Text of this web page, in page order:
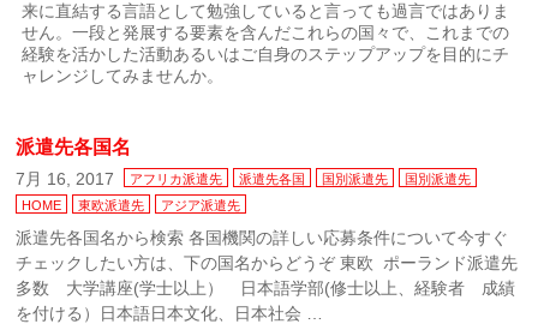
来に直結する言語として勉強していると言っても過言ではありま
せん。一段と発展する要素を含んだこれらの国々で、これまでの
経験を活かした活動あるいはご自身のステップアップを目的にチ
ャレンジしてみませんか。
派遣先各国名
7月 16, 2017 アフリカ派遣先 派遣先各国 国別派遣先
国別派遣先
HOME
東欧派遣先 アジア派遣先
派遣先各国名から検索 各国機関の詳しい応募条件について今すぐ
チェックしたい方は、下の国名からどうぞ 東欧 ポーランド派遣先
多数 大学講座(学士以上） 日本語学部(修士以上、経験者 成績
を付ける）日本語日本文化、日本社会 …